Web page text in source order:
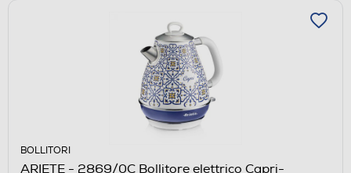
BOLLITORI
ARIETE - 2869/0C Bollitore elettrico Capri-